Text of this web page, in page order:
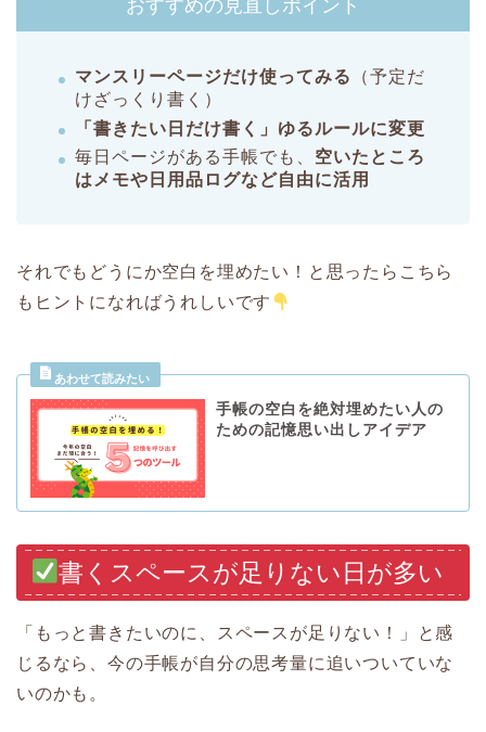
おすすめの見直しポイント
マンスリーページだけ使ってみる
（予定だ
けざっくり書く）
「書きたい日だけ書く」ゆるルールに変更
毎日ページがある手帳でも、 空いたところ
はメモや日用品ログなど自由に活用
それでもどうにか空白を埋めたい！と思ったらこちら
もヒントになればうれしいです
手帳の空白を絶対埋めたい人の
ための記憶思い出しアイデア
書くスペースが足りない日が多い
「もっと書きたいのに、スペースが足りない！」と感
じるなら、今の手帳が自分の思考量に追いついていな
いのかも。